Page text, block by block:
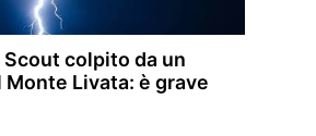
Scout colpito da un
Livata: è grave